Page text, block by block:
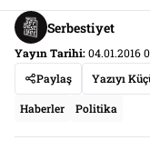
Serbestiyet
Yayın Tarihi:04.01.2016
Paylaş
Yazıyı
Haberler Politika